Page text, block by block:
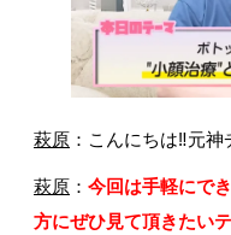
萩原 ：こんにちは‼元
萩原 ： 今回は手軽にで
方にぜひ見て頂きたい